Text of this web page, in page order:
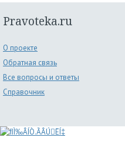
Pravoteka.ru
О проекте
Обратная связь
Все вопросы и ответы
Справочник